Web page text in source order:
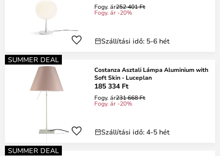
Fogy. ár252 401 Ft
Fogy. ár -20%
Szállítási idő: 5-6 hét
SUMMER DEAL
Costanza Asztali Lámpa Aluminium with
Soft Skin - Luceplan
185 334 Ft
Fogy. ár231 668 Ft
Fogy. ár -20%
Szállítási idő: 4-5 hét
SUMMER DEAL